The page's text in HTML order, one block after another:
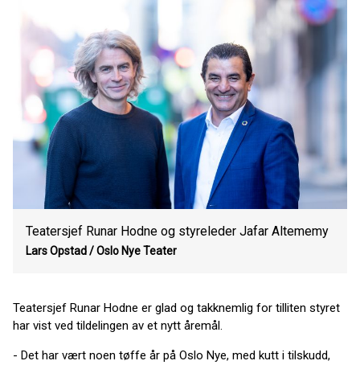
Teatersjef Runar Hodne og styreleder Jafar Altememy
Lars Opstad /Oslo Nye Teater
Teatersjef Runar Hodne er glad og takknemlig for tilliten styret
har vist ved tildelingen av et nytt åremål.
- Det har vært noen tøffe år på Oslo Nye, med kutt i tilskudd,